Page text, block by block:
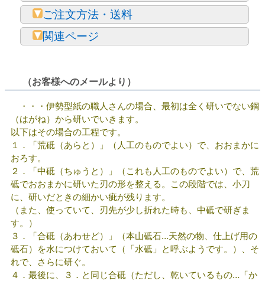
ご注文方法・送料
関連ページ
（お客様へのメールより）
・・・伊勢型紙の職人さんの場合、最初は全く研いでない鋼
（はがね）から研いでいきます。
以下はその場合の工程です。
１．「荒砥（あらと）」（人工のものでよい）で、おおまかに
おろす。
２．「中砥（ちゅうと）」（これも人工のものでよい）で、荒
砥でおおまかに研いた刃の形を整える。この段階では、小刀
に、研いだときの細かい疵が残ります。
（また、使っていて、刃先が少し折れた時も、中砥で研ぎま
す。）
３．「合砥（あわせど）」（本山砥石…天然の物、仕上げ用の
砥石）を水につけておいて（「水砥」と呼ぶようです。）、そ
れで、さらに研ぐ。
４．最後に、３．と同じ合砥（ただし、乾いているもの…「か